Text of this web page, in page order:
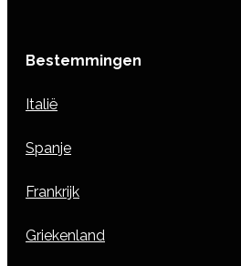
Bestemmingen
Italië
Spanje
Frankrijk
Griekenland